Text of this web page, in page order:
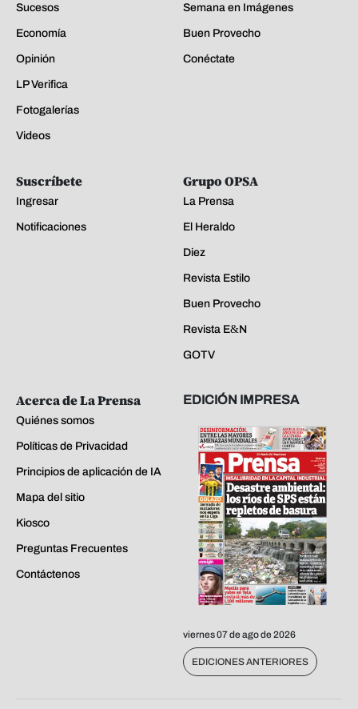
Sucesos
Economía
Opinión
LP Verifica
Fotogalerías
Videos
Semana en Imágenes
Buen Provecho
Conéctate
Suscríbete
Ingresar
Notificaciones
Grupo OPSA
La Prensa
El Heraldo
Diez
Revista Estilo
Buen Provecho
Revista E&N
GOTV
Acerca de La Prensa
Quiénes somos
Políticas de Privacidad
Principios de aplicación de IA
Mapa del sitio
Kiosco
Preguntas Frecuentes
Contáctenos
EDICIÓN IMPRESA
viernes 07 de ago de 2026
EDICIONES ANTERIORES